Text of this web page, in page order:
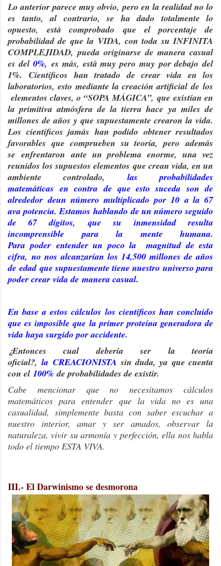
Lo anterior parece muy obvio, pero en la realidad no lo
es tanto, al contrario, se ha dado totalmente lo
opuesto, está comprobado que el porcentaje de
probabilidad de que la VIDA, con toda su INFINITA
COMPLEJIDAD, pueda originarse de manera casual
es del0%, es más, está muy pero muy por debajo del
1%. Científicos han tratado de crear vida en los
laboratorios, esto mediante la creación artificial de los
elementos claves, o “SOPA MÁGICA”, que existían en
la primitiva atmósfera de la tierra hace ya miles de
millones de años y que supuestamente crearon la vida.
Los científicos jamás han podido obtener resultados
favorables que comprueben su teoría, pero además
se enfrentaron ante un problema enorme, una vez
reunidos los supuestos elementos que crean vida, en un
ambiente controlado, las probabilidades
matemáticas en contrade que esto suceda son de
alrededor deun número multiplicado por 10 a la 67
ava potencia. Estamos hablando de un número seguido
de 67 dígitos, que su inmensidad resulta
incomprensible para la mente humana.
Para poder entender un poco la magnitud de esta
cifra, no nos alcanzarían los 14,500 millones de años
de edad que supuestamente tiene nuestro universo para
poder crear vida de manera casual.
En base a estos cálculos los científicos han concluido
que es imposible que la primer proteína generadora de
vida haya surgido por accidente.
¿Entonces cual debería ser la teoría
oficial?,la CREACIONISTA sin duda, ya que cuenta
con el 100% de probabilidades de existir.
Cabe mencionar que no necesitamos cálculos
matemáticos para entender que la vida no es una
casualidad, simplemente basta con saber escuchar a
nuestro interior, amar y ser amados, observar la
naturaleza, vivir su armonía y perfección, ella nos habla
todo el tiempo ESTA VIVA.
III.- El Darwinismo se desmorona